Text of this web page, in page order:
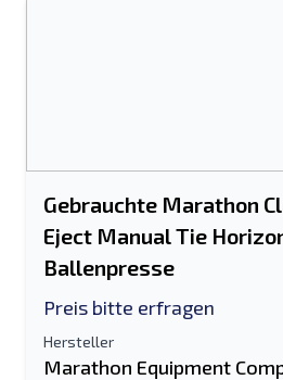
Gebrauchte Marathon
Eject Manual Tie
Ballenpresse
Preis bitte erfragen
Hersteller
Marathon Equipment